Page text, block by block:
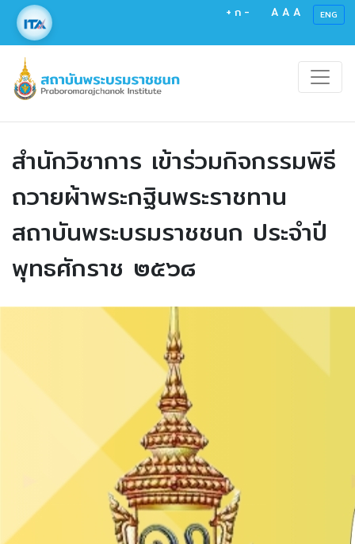
+ ก - A A A ENG
สำนักวิชาการ เข้าร่วมกิจกรรมพิธี
ถวายผ้าพระกฐินพระราชทาน
สถาบันพระบรมราชชนก ประจำปี
พุทธศักราช ๒๕๖๘